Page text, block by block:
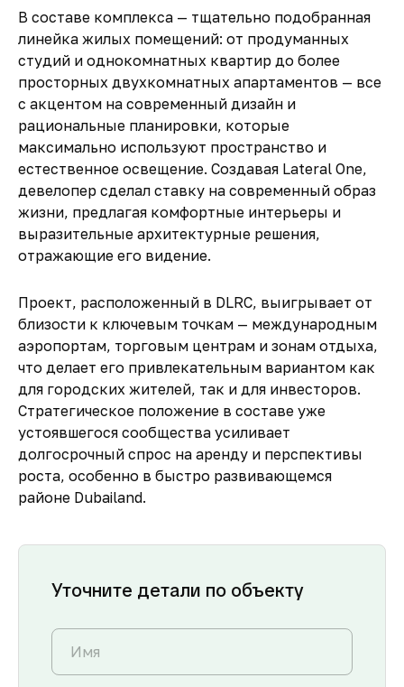
В составе комплекса — тщательно подобранная
линейка жилых помещений: от продуманных
студий и однокомнатных квартир до более
просторных двухкомнатных апартаментов — все
с акцентом на современный дизайн и
рациональные планировки, которые
максимально используют пространство и
естественное освещение. Создавая Lateral One,
девелопер сделал ставку на современный образ
жизни, предлагая комфортные интерьеры и
выразительные архитектурные решения,
отражающие его видение.
Проект, расположенный в DLRC, выигрывает от
близости к ключевым точкам — международным
аэропортам, торговым центрам и зонам отдыха,
что делает его привлекательным вариантом как
для городских жителей, так и для инвесторов.
Стратегическое положение в составе уже
устоявшегося сообщества усиливает
долгосрочный спрос на аренду и перспективы
роста, особенно в быстро развивающемся
районе Dubailand.
Уточните детали по объекту